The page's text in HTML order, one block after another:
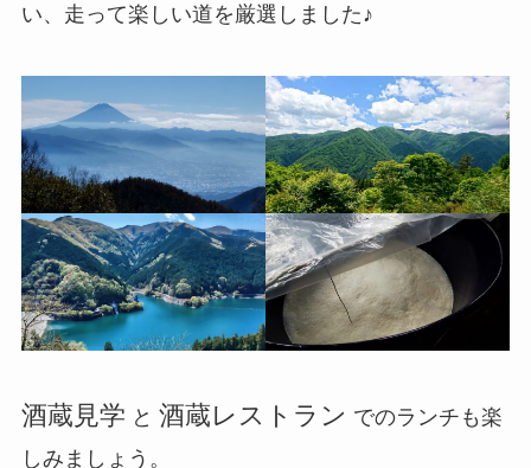
い、走って楽しい道を厳選しました♪
酒蔵見学 と 酒蔵レストラン でのランチも楽
しみましょう。